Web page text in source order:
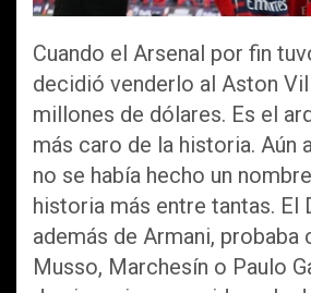
Cuando el Arsenal por fin
decidió venderlo al Aston
millones de dólares. Es el
más caro de la historia. Aún
no se había hecho un
historia más entre tantas. El
además de Armani, probaba
Musso, Marchesín o Paulo